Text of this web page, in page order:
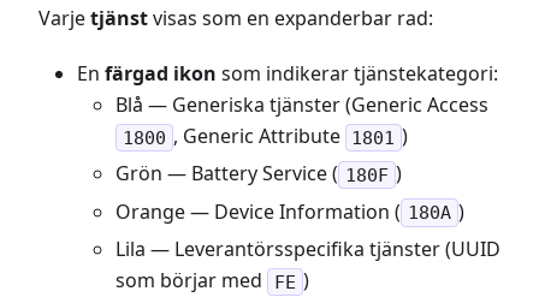
Varjetjänstvisas som en expanderbar rad:
En färgad ikon som indikerar tjänstekategori:
Blå — Generiska tjänster (Generic Access
1800 , Generic Attribute 1801 )
Grön — Battery Service ( 180F )
Orange — Device Information ( 180A )
Lila — Leverantörsspecifika tjänster (UUID
som börjar med
FE )